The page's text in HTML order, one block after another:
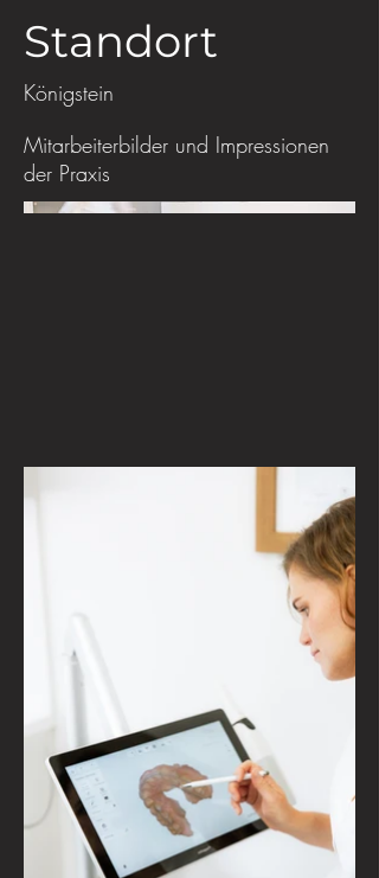
Standort
Königstein
Mitarbeiterbilder und Impressionen
der Praxis